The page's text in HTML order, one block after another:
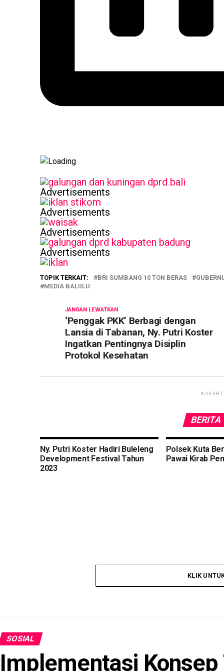
Advertisements
Advertisements
Advertisements
Advertisements
TOPIK TERKAIT: BRI SUMBANG 10 TON BERAS
MEDIA BALIILU
JANGAN LEWATKAN
‘Penggak PKK’ Berbagi dengan
Lansia di Tabanan, Ny. Putri Koster
Ingatkan Pentingnya Disiplin
Protokol Kesehatan
Ny. Putri Koster Hadiri Buleleng
Development Festival Tahun
2023
Polsek Kuta
Pawai Kirab
KLIK
SOSIAL
Implementasi Konsep